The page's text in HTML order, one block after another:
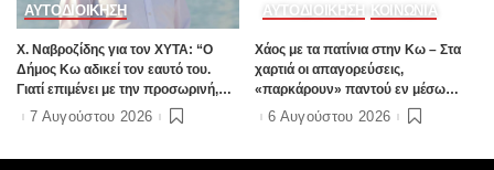
ΑΥΤΟΔΙΟΙΚΗΣΗ
Χ. Ναβροζίδης για τον ΧΥΤΑ: “Ο
Δήμος Κω αδικεί τον εαυτό του.
Γιατί επιμένει με την προσωρινή,
ενώ η οριστική λύση έχει ήδη
δρομολογηθεί;”
7 Αυγούστου 2026
ΑΥΤΟΔΙΟΙΚΗΣΗ ΚΟΙΝΩΝΙΑ
Χάος με τα πατίνια στην Κω – Στα
χαρτιά οι απαγορεύσεις,
«παρκάρουν» παντού εν μέσω
καλοκαιρινής σεζόν
6 Αυγούστου 2026